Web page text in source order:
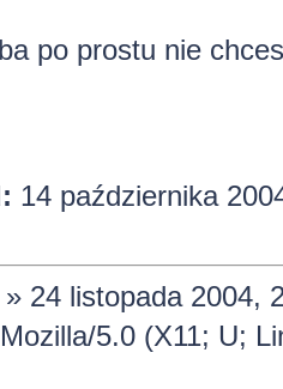
po prostu nie
14 października
24 listopada 2004,
5.0 (X11; U;